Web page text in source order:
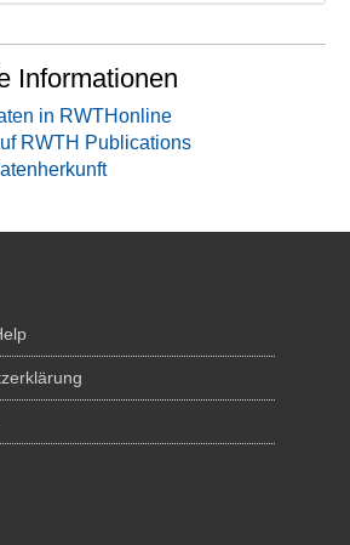
Informationen
in RWTHonline
RWTH Publications